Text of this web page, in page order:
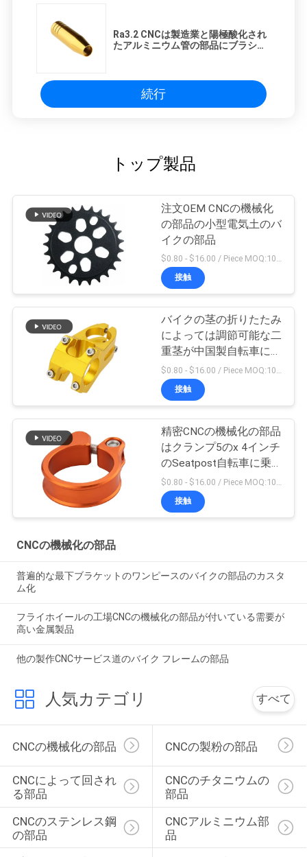
Ra3.2 CNCは製造業と陽極酸化され
たアルミニウム管の部品にブラシを
続行
トップ製品
注文OEM CNCの機械化
の部品の小型電気土のバ
イクの部品
$0.80 - $16.00 / Piece MOQ:10部分
接触
バイクの茎の折りたたみ
によっては調節可能な二
重茎が中国製自転車に乗
る
$0.80 - $16.00 / Piece MOQ:10部分
接触
精密CNCの機械化の部品
はクランプ5のx 4インチ
のSeatpost自転車に乗
る
接触
CNCの機械化の部品
普遍的な最下ブラケットのワンピースのバイクの部品のカスタ
ム化
フライホイールの工場CNCの機械化の部品が付いている需要が
高い金属製品
他の製作CNCサービス道のバイク フレームの部品
人気カテゴリ すべて
CNCの機械化の部品 CNCの製粉の部品
CNCによって回され
る部品
CNCのチタニウムの
部品
CNCのステンレス鋼
の部品
CNCアルミニウム部
品